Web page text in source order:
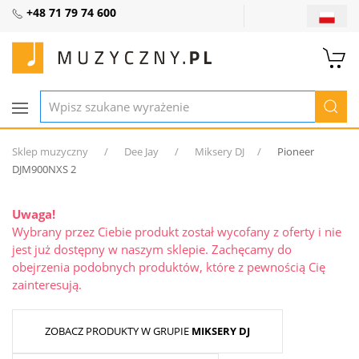
+48 71 79 74 600
Sklep muzyczny Dee Jay Miksery DJ
Pioneer
DJM900NXS 2
Uwaga!
Wybrany przez Ciebie produkt został wycofany z oferty i nie
jest już dostępny w naszym sklepie. Zachęcamy do
obejrzenia podobnych produktów, które z pewnością Cię
zainteresują.
ZOBACZ PRODUKTY W GRUPIE MIKSERY DJ